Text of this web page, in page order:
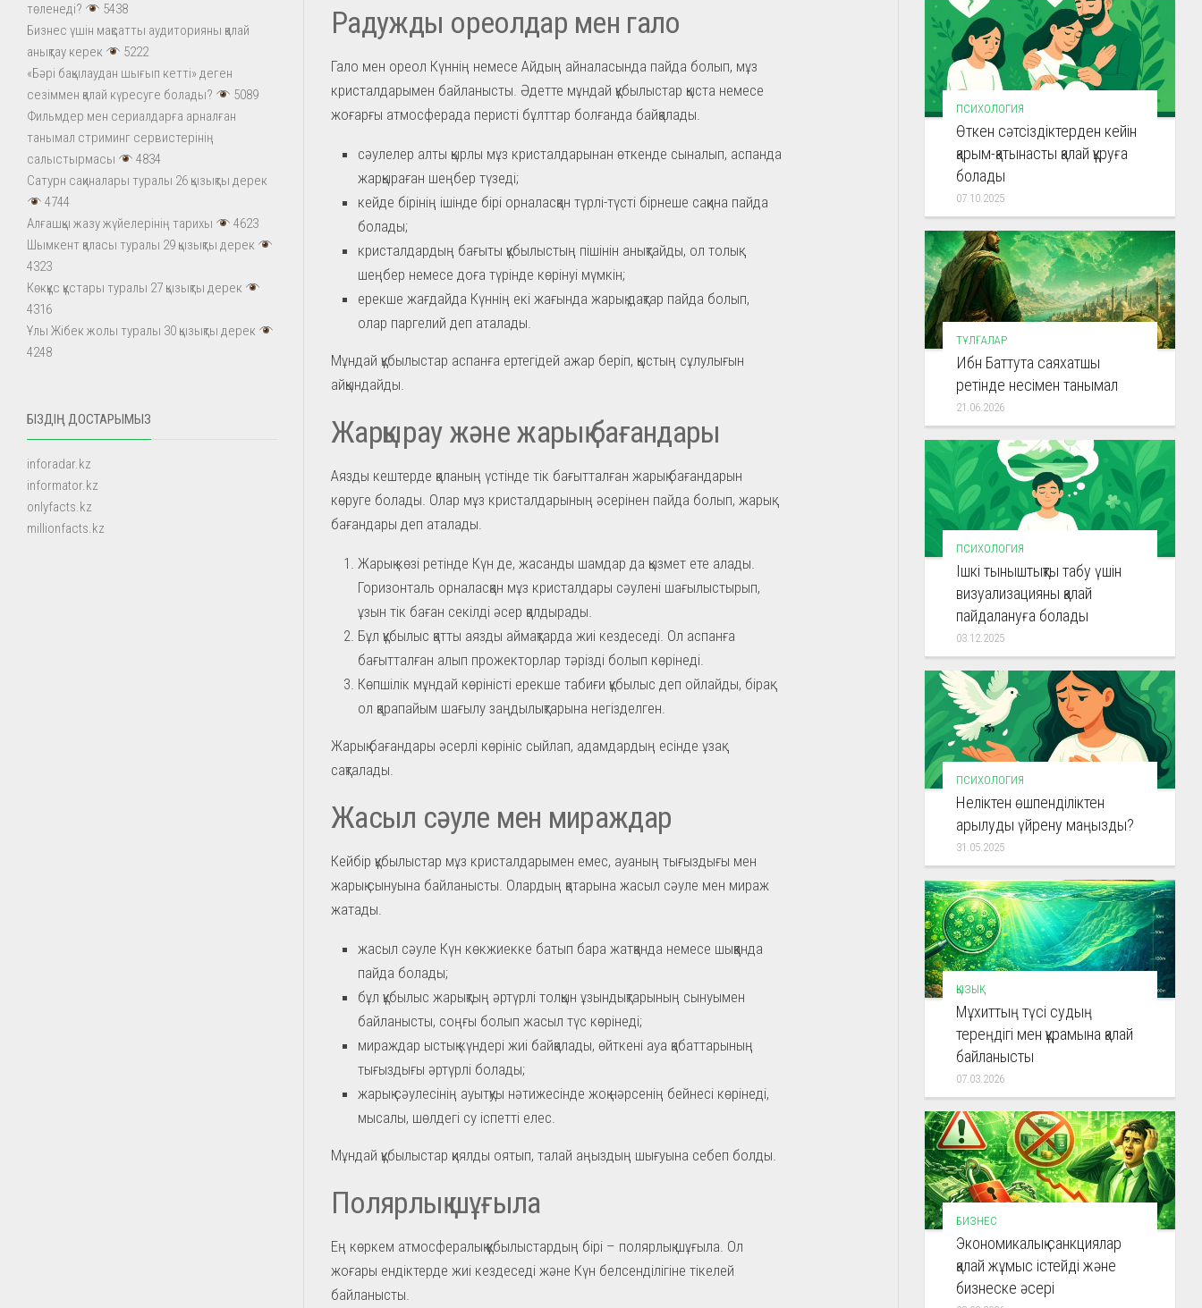
Радужды ореолдар мен гало
Гало мен ореол Күннің немесе Айдың айналасында пайда болып, мұз
кристалдарымен байланысты. Әдетте мұндай құбылыстар қыста немесе
жоғарғы атмосферада перисті бұлттар болғанда байқалады.
сәулелер алты қырлы мұз кристалдарынан өткенде сыналып, аспанда
жарқыраған шеңбер түзеді;
кейде бірінің ішінде бірі орналасқан түрлі-түсті бірнеше сақина пайда
болады;
кристалдардың бағыты құбылыстың пішінін анықтайды, ол толық
шеңбер немесе доға түрінде көрінуі мүмкін;
ерекше жағдайда Күннің екі жағында жарық дақтар пайда болып,
олар паргелий деп аталады.
Мұндай құбылыстар аспанға ертегідей ажар беріп, қыстың сұлулығын
айқындайды.
Жарқырау және жарық бағандары
Аязды кештерде қаланың үстінде тік бағытталған жарық бағандарын
көруге болады. Олар мұз кристалдарының әсерінен пайда болып, жарық
бағандары деп аталады.
Жарық көзі ретінде Күн де, жасанды шамдар да қызмет ете алады.
Горизонталь орналасқан мұз кристалдары сәулені шағылыстырып,
ұзын тік баған секілді әсер қалдырады.
Бұл құбылыс қатты аязды аймақтарда жиі кездеседі. Ол аспанға
бағытталған алып прожекторлар тәрізді болып көрінеді.
Көпшілік мұндай көріністі ерекше табиғи құбылыс деп ойлайды, бірақ
ол қарапайым шағылу заңдылықтарына негізделген.
Жарық бағандары әсерлі көрініс сыйлап, адамдардың есінде ұзақ
сақталады.
Жасыл сәуле мен мираждар
Кейбір құбылыстар мұз кристалдарымен емес, ауаның тығыздығы мен
жарық сынуына байланысты. Олардың қатарына жасыл сәуле мен мираж
жатады.
жасыл сәуле Күн көкжиекке батып бара жатқанда немесе шыққанда
пайда болады;
бұл құбылыс жарықтың әртүрлі толқын ұзындықтарының сынуымен
байланысты, соңғы болып жасыл түс көрінеді;
мираждар ыстық күндері жиі байқалады, өйткені ауа қабаттарының
тығыздығы әртүрлі болады;
жарық сәулесінің ауытқуы нәтижесінде жоқ нәрсенің бейнесі көрінеді,
мысалы, шөлдегі су іспетті елес.
Мұндай құбылыстар қиялды оятып, талай аңыздың шығуына себеп болды.
Полярлық шұғыла
Ең көркем атмосфералық құбылыстардың бірі – полярлық шұғыла. Ол
жоғары ендіктерде жиі кездеседі және Күн белсенділігіне тікелей
байланысты.
төленеді?
5438
Бизнес үшін мақсатты аудиторияны қалай
анықтау керек
5222
«Бәрі бақылаудан шығып кетті» деген
сезіммен қалай күресуге болады?
5089
Фильмдер мен сериалдарға арналған
танымал стриминг сервистерінің
салыстырмасы
4834
Сатурн сақиналары туралы 26 қызықты дерек
4744
Алғашқы жазу жүйелерінің тарихы
4623
Шымкент қаласы туралы 29 қызықты дерек
4323
Көкқұс құстары туралы 27 қызықты дерек
4316
Ұлы Жібек жолы туралы 30 қызықты дерек
4248
БІЗДІҢ ДОСТАРЫМЫЗ
inforadar.kz
informator.kz
onlyfacts.kz
millionfacts.kz
ПСИХОЛОГИЯ
Өткен сәтсіздіктерден кейін
қарым-қатынасты қалай құруға
болады
07.10.2025
ТҰЛҒАЛАР
Ибн Баттута саяхатшы
ретінде несімен танымал
21.06.2026
ПСИХОЛОГИЯ
Ішкі тыныштықты табу үшін
визуализацияны қалай
пайдалануға болады
03.12.2025
ПСИХОЛОГИЯ
Неліктен өшпенділіктен
арылуды үйрену маңызды?
31.05.2025
ҚЫЗЫҚ
Мұхиттың түсі судың
тереңдігі мен құрамына қалай
байланысты
07.03.2026
БИЗНЕС
Экономикалық санкциялар
қалай жұмыс істейді және
бизнеске әсері